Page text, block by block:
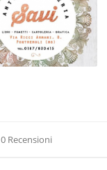
0 Recensioni